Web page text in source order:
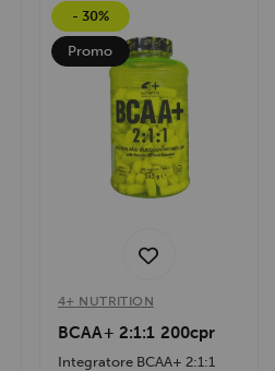
- 30%
Promo
4+ NUTRITION
BCAA+ 2:1:1 200cpr
Integratore BCAA+ 2:1:1